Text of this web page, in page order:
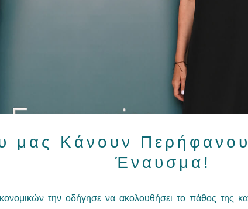
μας Κάνουν
Έναυσμα!
την οδήγησε να ακολουθήσει το πάθος της